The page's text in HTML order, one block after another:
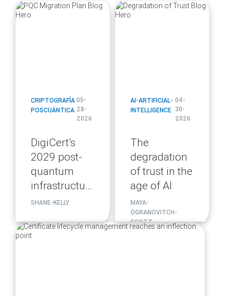
blog
url
CRIPTOGRAFÍA
POSCUÁNTICA
05-
28-
2026
DigiCert’s
2029 post-
quantum
infrastructure
migration
SHANE-KELLY
blog
url
AI-ARTIFICIAL-
INTELLIGENCE
04-
30-
2026
The
degradation
of trust in the
age of AI
MAYA-
OGRANOVITCH-
SCOTT
blog
url